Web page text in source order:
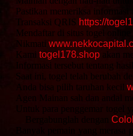
Pastikan memeriksa informasi
Transaksi QRIS https://
Mendaftar di situs togel
Nikmati
Kamitogel178.shop akan
Informasi tersebut tentang
Saat ini, togel telah berubah
Anda bisa pilih taruhan kecil
Agen Mainan sah dan andal
Untuk para penggemar togel
Bergabunglah dengan
Banyak pemain yang